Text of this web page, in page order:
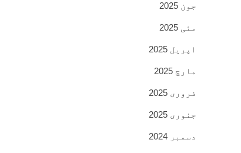
جون 2025
مئی 2025
اپریل 2025
مارچ 2025
فروری 2025
جنوری 2025
دسمبر 2024